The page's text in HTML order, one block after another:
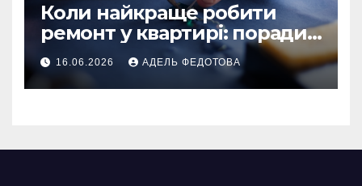
Коли найкраще робити
ремонт у квартирі: поради
та особливості 2026
16.06.2026 АДЕЛЬ ФЕДОТОВА